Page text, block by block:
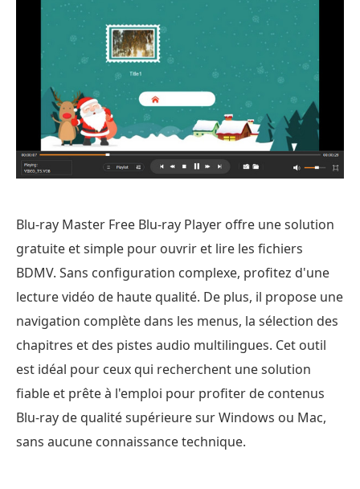
Blu-ray Master Free Blu-ray Player offre une solution
gratuite et simple pour ouvrir et lire les fichiers
BDMV. Sans configuration complexe, profitez d'une
lecture vidéo de haute qualité. De plus, il propose une
navigation complète dans les menus, la sélection des
chapitres et des pistes audio multilingues. Cet outil
est idéal pour ceux qui recherchent une solution
fiable et prête à l'emploi pour profiter de contenus
Blu-ray de qualité supérieure sur Windows ou Mac,
sans aucune connaissance technique.